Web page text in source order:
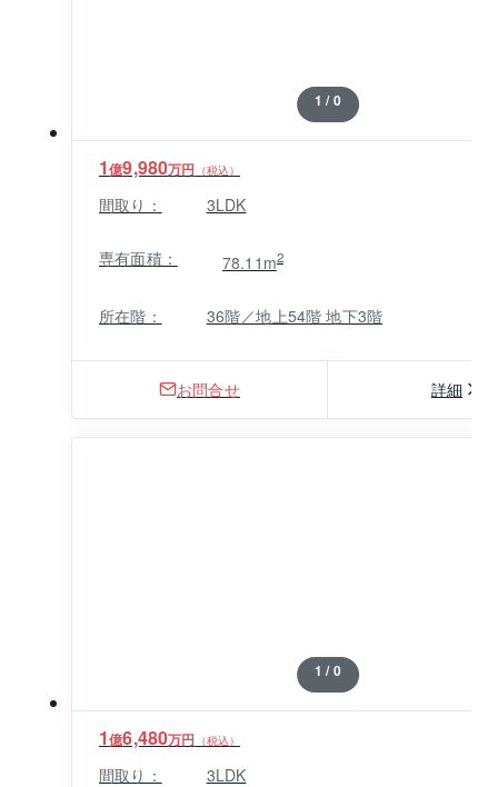
1 / 0
1億9,980万円 （税込）
間取り： 3LDK
専有面積： 78.11m2
所在階： 36階／地上54階 地下3階
お問合せ 詳細
1 / 0
1億6,480万円 （税込）
間取り： 3LDK